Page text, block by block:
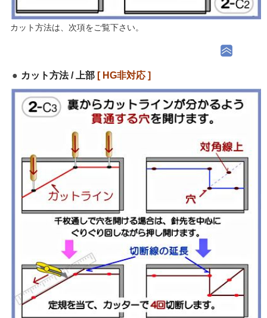
カット方法は、次項をご覧下さい。
カット方法 / 上部 [ HG非対応 ]